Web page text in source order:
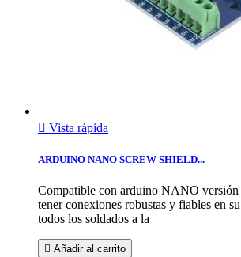
 Vista rápida
ARDUINO NANO SCREW SHIELD...
Compatible con arduino NANO
tener conexiones robustas y fiables en
todos los soldados a la
 Añadir al carrito